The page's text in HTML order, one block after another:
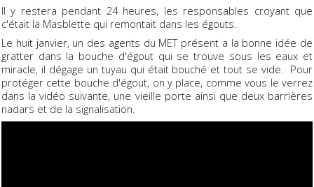
Il y restera pendant 24 heures, les responsables croyant que
c'était la Masblette qui remontait dans les égouts.
Le huit janvier, un des agents du MET présent a la bonne idée de
gratter dans la bouche d'égout qui se trouve sous les eaux et
miracle, il dégage un tuyau qui était bouché et tout se vide. Pour
protéger cette bouche d'égout, on y place, comme vous le verrez
dans la vidéo suivante, une vieille porte ainsi que deux barrières
nadars et de la signalisation.